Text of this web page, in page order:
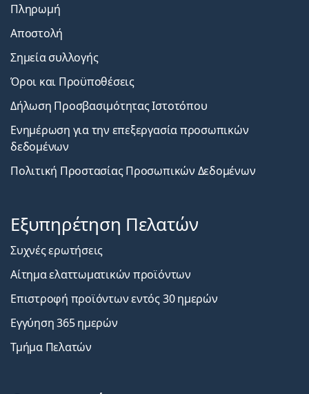
Πληρωμή
Αποστολή
Σημεία συλλογής
Όροι και Προϋποθέσεις
Δήλωση Προσβασιμότητας Ιστοτόπου
Ενημέρωση για την επεξεργασία προσωπικών
δεδομένων
Πολιτική Προστασίας Προσωπικών Δεδομένων
Εξυπηρέτηση Πελατών
Συχνές ερωτήσεις
Αίτημα ελαττωματικών προϊόντων
Επιστροφή προϊόντων εντός 30 ημερών
Εγγύηση 365 ημερών
Τμήμα Πελατών